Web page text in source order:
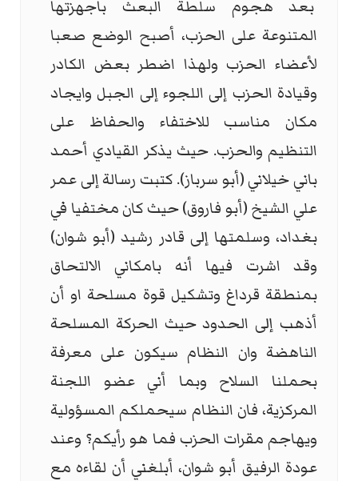
بعد هجوم سلطة البعث باجهزتها
المتنوعة على الحزب، أصبح الوضع صعبا
لأعضاء الحزب ولهذا اضطر بعض الكادر
وقيادة الحزب إلى اللجوء إلى الجبل وايجاد
مكان مناسب للاختفاء والحفاظ على
التنظيم والحزب. حيث يذكر القيادي أحمد
باني خيلاني (أبو سرباز). كتبت رسالة إلى عمر
علي الشيخ (أبو فاروق) حيث كان مختفيا في
بغداد، وسلمتها إلى قادر رشيد (أبو شوان)
وقد اشرت فيها أنه بامكاني الالتحاق
بمنطقة قرداغ وتشكيل قوة مسلحة او أن
أذهب إلى الحدود حيث الحركة المسلحة
الناهضة وان النظام سيكون على معرفة
بحملنا السلاح وبما أني عضو اللجنة
المركزية، فان النظام سيحملكم المسؤولية
ويهاجم مقرات الحزب فما هو رأيكم؟ وعند
عودة الرفيق أبو شوان، أبلغني أن لقاءه مع